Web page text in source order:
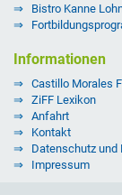
Bistro Kanne
Informationen
Castillo Morales
ZiFF Lexikon
Anfahrt
Kontakt
Datenschutz und
Impressum